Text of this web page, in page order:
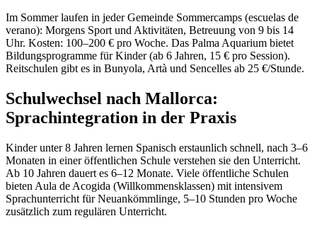
Im Sommer laufen in jeder Gemeinde Sommercamps (escuelas de
verano): Morgens Sport und Aktivitäten, Betreuung von 9 bis 14
Uhr. Kosten: 100–200 € pro Woche. Das Palma Aquarium bietet
Bildungsprogramme für Kinder (ab 6 Jahren, 15 € pro Session).
Reitschulen gibt es in Bunyola, Artà und Sencelles ab 25 €/Stunde.
Schulwechsel nach Mallorca:
Sprachintegration in der Praxis
Kinder unter 8 Jahren lernen Spanisch erstaunlich schnell, nach 3–6
Monaten in einer öffentlichen Schule verstehen sie den Unterricht.
Ab 10 Jahren dauert es 6–12 Monate. Viele öffentliche Schulen
bieten Aula de Acogida (Willkommensklassen) mit intensivem
Sprachunterricht für Neuankömmlinge, 5–10 Stunden pro Woche
zusätzlich zum regulären Unterricht.